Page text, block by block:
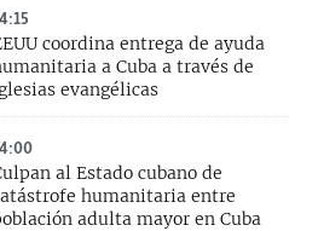
coordina entrega de ayuda
a Cuba a través de
evangélicas
al Estado cubano de
humanitaria entre
adulta mayor en Cuba